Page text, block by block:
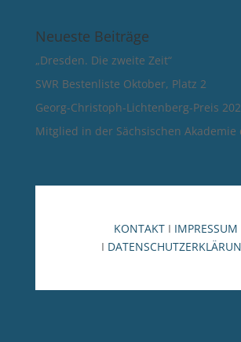
Neueste Beiträge
„Dresden. Die zweite Zeit“
SWR Bestenliste Oktober, Platz 2
Georg-Christoph-Lichtenberg-Preis
Mitglied in der Sächsischen Akademie
KONTAKTI IMPRESSUM
I